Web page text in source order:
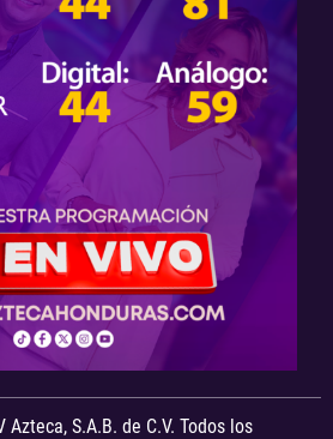
S.A.B. de C.V. Todos los